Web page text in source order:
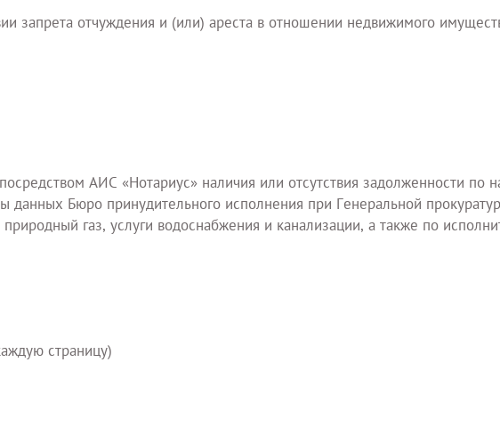
запрета отчуждения и (или) ареста в отношении недвижимого
АИС «Нотариус» наличия или отсутствия задолженности по
данных Бюро принудительного исполнения при Генеральной
газ, услуги водоснабжения и канализации, а также по
страницу)